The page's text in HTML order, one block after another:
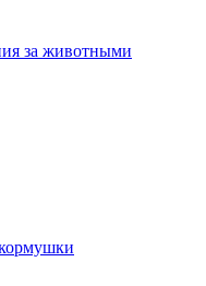
за животными